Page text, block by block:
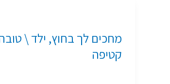
מחכים לך בחוץ, ילד \
קטיפה
בחוץ,
ילד